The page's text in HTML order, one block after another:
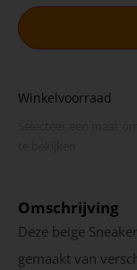
Winkelvoorraad
Omschrijving
Deze beige
gemaakt van